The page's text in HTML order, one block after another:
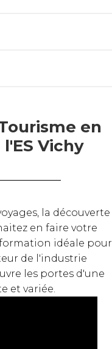
en
Vichy
la découverte
en faire votre
formation idéale pour
de l'industrie
les portes d'une
et variée.